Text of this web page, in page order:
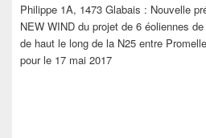
Philippe 1A, 1473 Glabais : Nouvelle
NEW WIND du projet de 6 éoliennes
de haut le long de la N25 entre
pour le 17 mai 2017